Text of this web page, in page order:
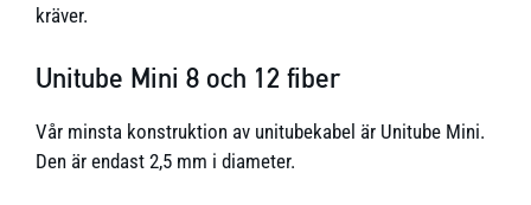
kräver.
Unitube Mini 8 och 12 fiber
Vår minsta konstruktion av unitubekabel är Unitube Mini.
Den är endast 2,5 mm i diameter.